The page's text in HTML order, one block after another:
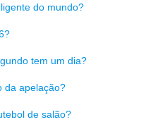
do mundo?
tem um dia?
da apelação?
de salão?